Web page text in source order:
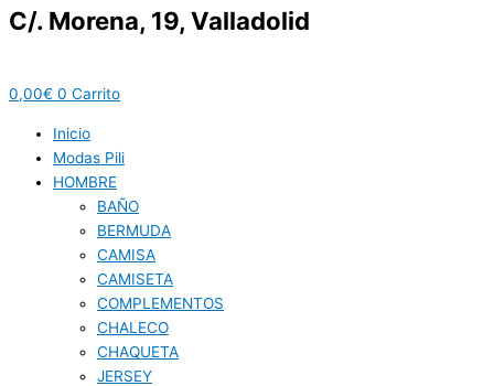
C/. Morena, 19, Valladolid
0,00€ 0 Carrito
Inicio
Modas Pili
HOMBRE
BAÑO
BERMUDA
CAMISA
CAMISETA
COMPLEMENTOS
CHALECO
CHAQUETA
JERSEY